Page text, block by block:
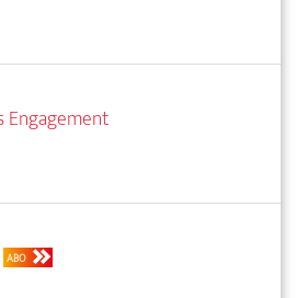
Engagement
ABO